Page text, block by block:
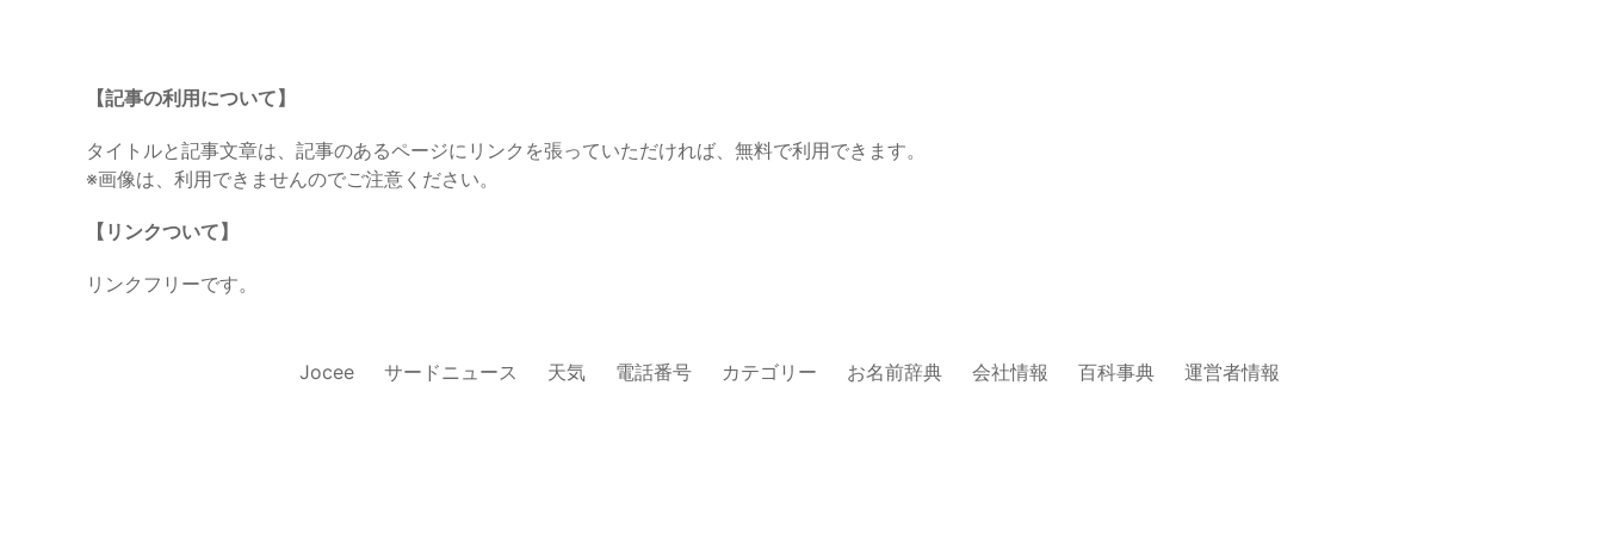
【記事の利用について】
タイトルと記事文章は、記事のあるページにリンクを張っていただければ、無料で利用できます。
※画像は、利用できませんのでご注意ください。
【リンクついて】
リンクフリーです。
Jocee サードニュース 天気 電話番号 カテゴリー お名前辞典 会社情報 百科事典 運営者情報